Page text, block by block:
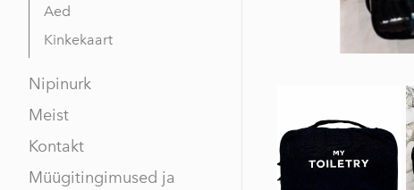
Aed
Kinkekaart
Nipinurk
Meist
Kontakt
Müügitingimused ja